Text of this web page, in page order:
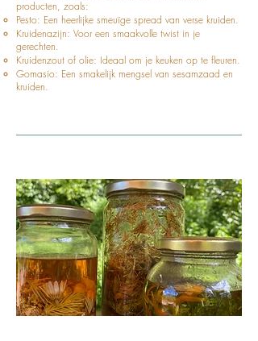
producten, zoals:
Pesto: Een heerlijke smeuïge spread van verse kruiden.
Kruidenazijn: Voor een smaakvolle twist in je
gerechten.
Kruidenzout of olie: Ideaal om je keuken op te fleuren.
Gomasio: Een smakelijk mengsel van sesamzaad en
kruiden.